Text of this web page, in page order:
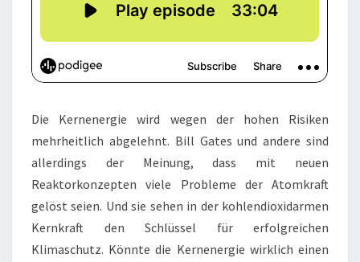
Die Kernenergie wird wegen der hohen Risiken
mehrheitlich abgelehnt. Bill Gates und andere sind
allerdings der Meinung, dass mit neuen
Reaktorkonzepten viele Probleme der Atomkraft
gelöst seien. Und sie sehen in der kohlendioxidarmen
Kernkraft den Schlüssel für erfolgreichen
Klimaschutz. Könnte die Kernenergie wirklich einen